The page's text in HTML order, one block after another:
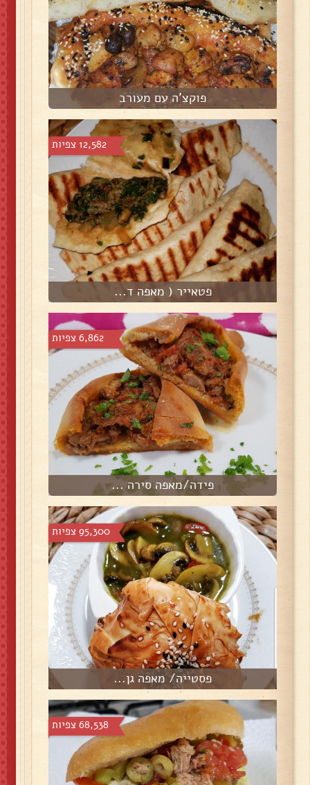
פוקצ'ה עם מעורב
12,582 צפיות
פטאייר ( מאפה ד...
6,862 צפיות
פידה/מאפה סירה ...
95,300 צפיות
פסטייה/ מאפה גן...
68,538 צפיות